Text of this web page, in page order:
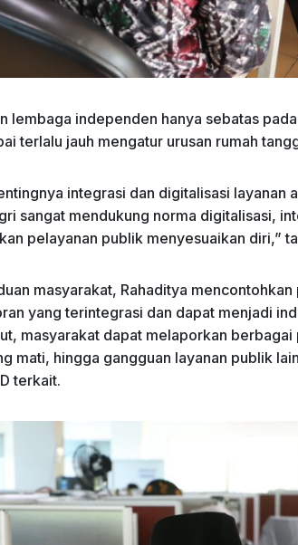
lembaga independen hanya sebatas
terlalu jauh mengatur urusan rumah
integrasi dan digitalisasi layanan
sangat mendukung norma digitalisasi,
pelayanan publik menyesuaikan diri,”
masyarakat, Rahaditya
yang terintegrasi dan dapat menjadi
masyarakat dapat melaporkan
mati, hingga gangguan layanan publik
terkait.